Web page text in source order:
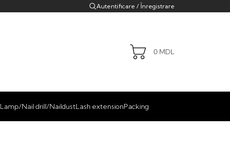
Autentificare / Înregistrare
0 MDL
Lamp/Nail drill/NaildustLash extensionPacking